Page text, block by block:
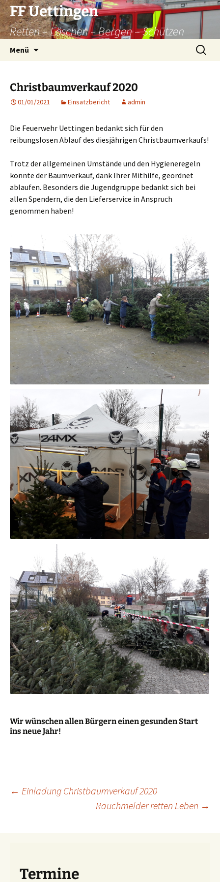
Zum
Inhalt
springen
FF Uettingen
Retten – Löschen – Bergen – Schützen
Menü
Suchen
nach:
Christbaumverkauf 2020
01/01/2021 Einsatzbericht admin
Die Feuerwehr Uettingen bedankt sich für den
reibungslosen Ablauf des diesjährigen Christbaumverkaufs!
Trotz der allgemeinen Umstände und den Hygieneregeln
konnte der Baumverkauf, dank Ihrer Mithilfe, geordnet
ablaufen. Besonders die Jugendgruppe bedankt sich bei
allen Spendern, die den Lieferservice in Anspruch
genommen haben!
Wir wünschen allen Bürgern einen gesunden Start
ins neue Jahr!
Beitragsnavigation
← Einladung Christbaumverkauf 2020
Rauchmelder retten Leben →
Termine